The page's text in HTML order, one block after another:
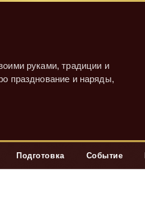
руками, традиции и
празднование и наряды,
Подготовка Событие